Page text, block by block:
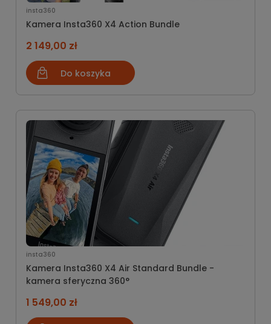
insta360
Kamera Insta360 X4 Action Bundle
2 149,00 zł
Do koszyka
insta360
Kamera Insta360 X4 Air Standard Bundle -
kamera sferyczna 360°
1 549,00 zł